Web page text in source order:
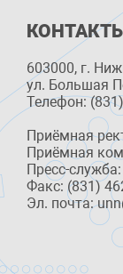
603000, г.
ул. Большая
Телефон:
Приёмная
Приёмная
Пресс-
Факс: (831)
Эл. почта: